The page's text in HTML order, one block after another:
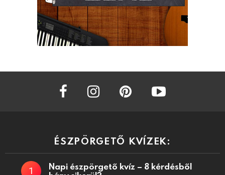
facebook instagram
ÉSZPÖRGETŐ KVÍZEK:
Napi észpörgető kvíz – 8 kérdésből